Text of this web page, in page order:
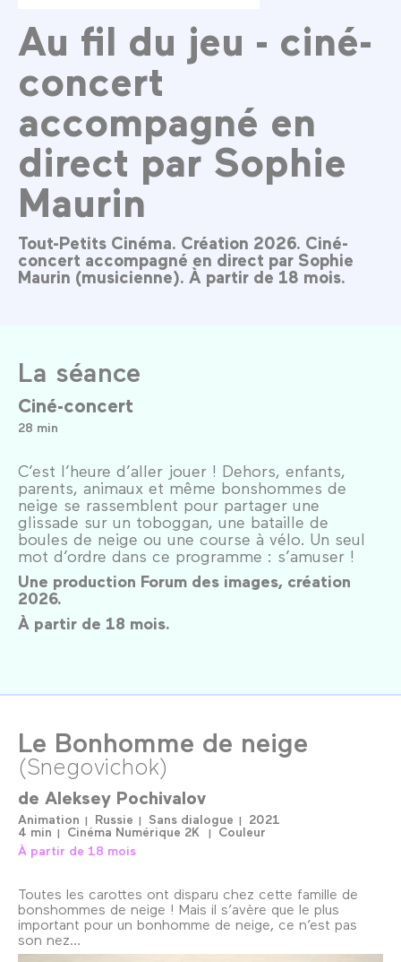
Au fil du jeu - ciné-
concert
accompagné en
direct par Sophie
Maurin
Tout-Petits Cinéma. Création 2026. Ciné-
concert accompagné en direct par Sophie
Maurin (musicienne). À partir de 18 mois.
La séance
Ciné-concert
28 min
C’est l’heure d’aller jouer ! Dehors, enfants,
parents, animaux et même bonshommes de
neige se rassemblent pour partager une
glissade sur un toboggan, une bataille de
boules de neige ou une course à vélo. Un seul
mot d’ordre dans ce programme : s’amuser !
Une production Forum des images, création
2026.
À partir de 18 mois.
Le Bonhomme de neige
(Snegovichok)
de Aleksey Pochivalov
Animation Russie Sans dialogue
2021
4 min
Cinéma Numérique 2K
Couleur
À partir de 18 mois
Toutes les carottes ont disparu chez cette famille de
bonshommes de neige ! Mais il s’avère que le plus
important pour un bonhomme de neige, ce n’est pas
son nez…